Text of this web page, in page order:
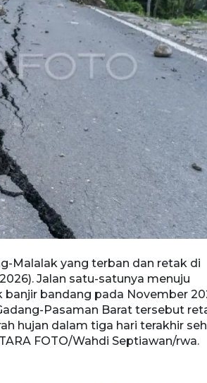
Malalak yang terban dan retak di
Jalan satu-satunya menuju
bandang pada November
Pasaman Barat tersebut
hujan dalam tiga hari terakhir
FOTO/Wahdi Septiawan/rwa.